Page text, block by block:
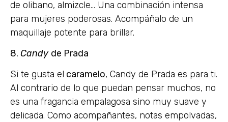
de olibano, almizcle… Una combinación intensa
para mujeres poderosas. Acompáñalo de un
maquillaje potente para brillar.
8. Candy de Prada
Si te gusta el caramelo, Candy de Prada es para ti.
Al contrario de lo que puedan pensar muchos, no
es una fragancia empalagosa sino muy suave y
delicada. Como acompañantes, notas empolvadas,